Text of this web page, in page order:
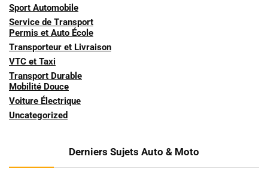
Sport Automobile
Service de Transport
Permis et Auto École
Transporteur et Livraison
VTC et Taxi
Transport Durable
Mobilité Douce
Voiture Électrique
Uncategorized
Derniers Sujets Auto & Moto